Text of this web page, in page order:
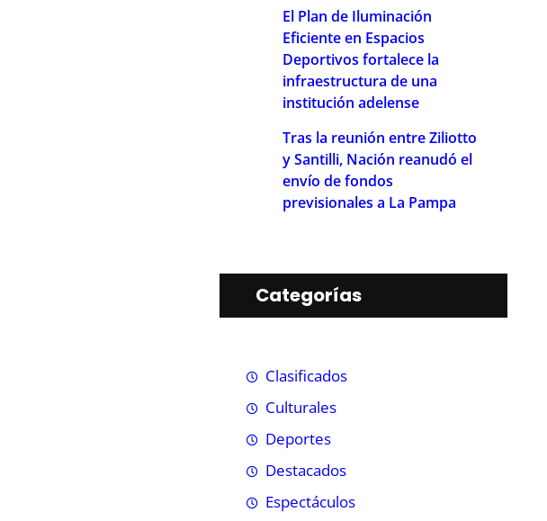
El Plan de Iluminación
Eficiente en Espacios
Deportivos fortalece la
infraestructura de una
institución adelense
Tras la reunión entre Ziliotto
y Santilli, Nación reanudó el
envío de fondos
previsionales a La Pampa
Categorías
Clasificados
Culturales
Deportes
Destacados
Espectáculos